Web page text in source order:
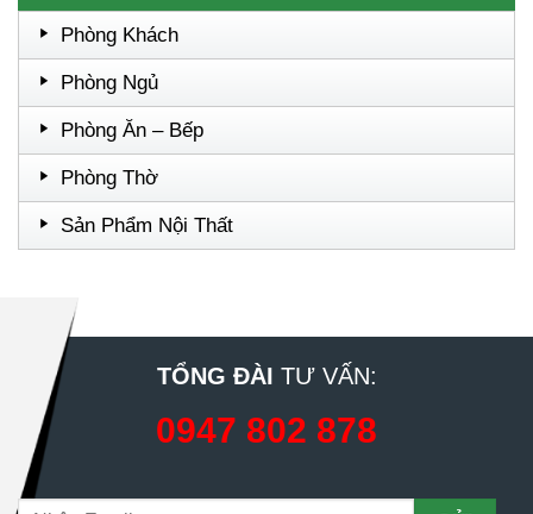
Phòng Khách
Phòng Ngủ
Phòng Ăn – Bếp
Phòng Thờ
Sản Phẩm Nội Thất
TỔNG ĐÀI TƯ VẤN:
0947 802 878